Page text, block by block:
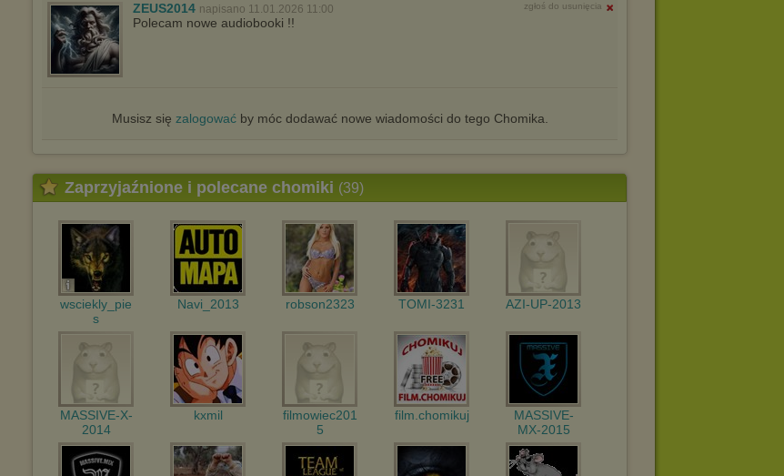
ZEUS2014 napisano 11.01.2026 11:00 zgłoś do usunięcia
Polecam nowe audiobooki !!
Musisz się zalogowaćby móc dodawać nowe wiadomości do tego Chomika.
Zaprzyjaźnione i polecane chomiki (39)
wsciekly_pie
s
Navi_2013 robson2323 TOMI-3231 AZI-UP-2013
MASSIVE-X-
2014
kxmil
filmowiec201
5
film.chomikuj
MASSIVE-
MX-2015